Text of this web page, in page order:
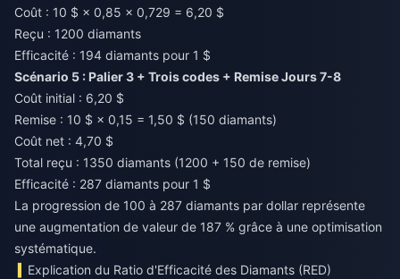
Coût : 10 $ × 0,85 × 0,729 = 6,20 $
Reçu : 1200 diamants
Efficacité : 194 diamants pour 1 $
Scénario 5 : Palier 3 + Trois codes + Remise Jours 7-8
Coût initial : 6,20 $
Remise : 10 $ × 0,15 = 1,50 $ (150 diamants)
Coût net : 4,70 $
Total reçu : 1350 diamants (1200 + 150 de remise)
Efficacité : 287 diamants pour 1 $
La progression de 100 à 287 diamants par dollar représente
une augmentation de valeur de 187 % grâce à une optimisation
systématique.
Explication du Ratio d'Efficacité des Diamants (RED)